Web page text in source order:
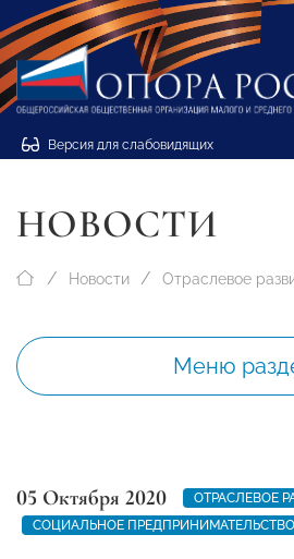
Версия для слабовидящих
НОВОСТИ
Новости Отраслевое
Меню
05 Октября 2020
ОТРАСЛЕВОЕ
СОЦИАЛЬНОЕ ПРЕДПРИНИМАТЕЛЬСТВО